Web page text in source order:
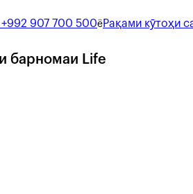
+992 907 700 500ёРақами кӯтоҳи
барномаи Life